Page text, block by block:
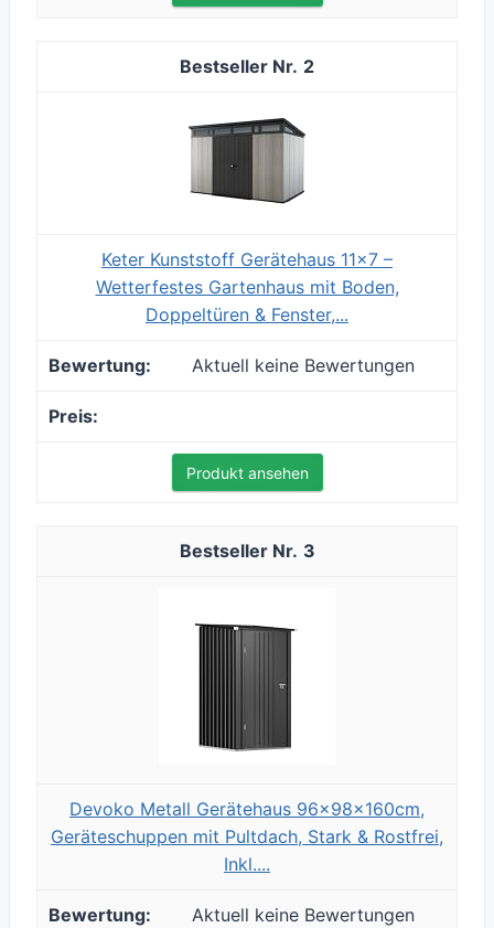
2
Keter Kunststoff Gerätehaus 11x7 –
Wetterfestes Gartenhaus mit Boden,
Doppeltüren & Fenster,...
Aktuell keine Bewertungen
Produkt ansehen
3
Devoko Metall Gerätehaus 96x98x160cm,
Geräteschuppen mit Pultdach, Stark & Rostfrei,
Inkl....
Aktuell keine Bewertungen